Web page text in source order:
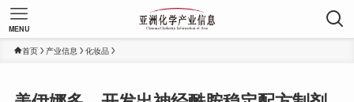
MENU
首页 产业信息 化妆品